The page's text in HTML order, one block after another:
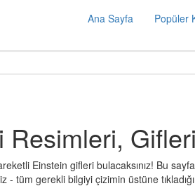
Ana Sayfa Popüler
Einstein gifleri bulacaksınız! Bu
tüm gerekli bilgiyi çizimin üstüne